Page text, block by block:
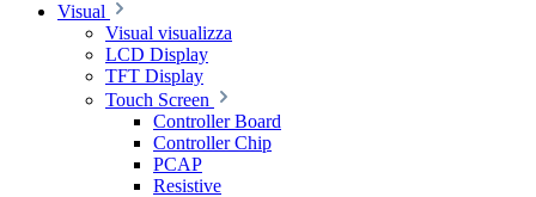
Visual
Visual visualizza
LCD Display
TFT Display
Touch Screen
Controller Board
Controller Chip
PCAP
Resistive